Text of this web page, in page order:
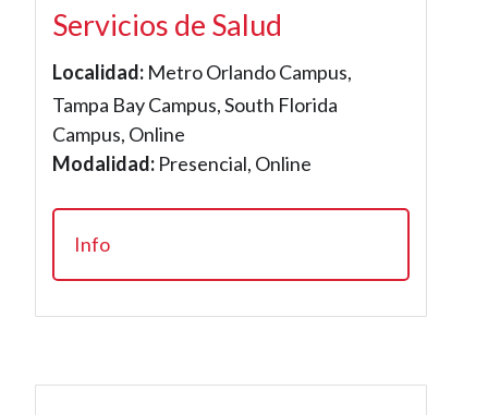
Servicios de Salud
Localidad: Metro Orlando Campus,
Tampa Bay Campus, South Florida
Campus, Online
Modalidad: Presencial, Online
Info